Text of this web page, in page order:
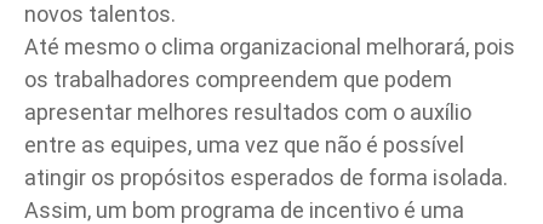
novos talentos.
Até mesmo o clima organizacional melhorará, pois
os trabalhadores compreendem que podem
apresentar melhores resultados com o auxílio
entre as equipes, uma vez que não é possível
atingir os propósitos esperados de forma isolada.
Assim, um bom programa de incentivo é uma